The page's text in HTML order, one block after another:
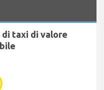
taxi di valore